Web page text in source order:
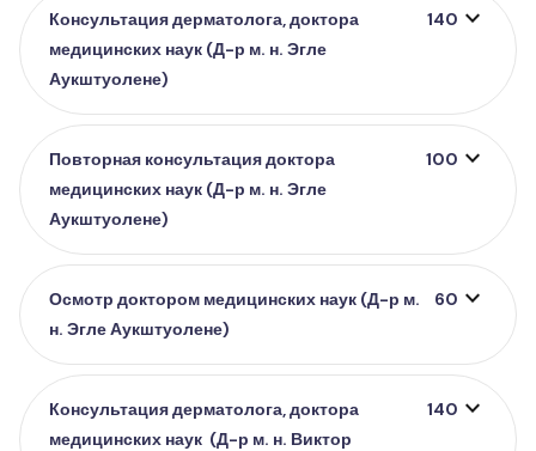
Консультация дерматолога, доктора
медицинских наук (Д-р м. н. Эгле
Аукштуолене)
140 expand_more
Повторная консультация доктора
медицинских наук (Д-р м. н. Эгле
Аукштуолене)
100 expand_more
Осмотр доктором медицинских наук (Д-р м.
н. Эгле Аукштуолене)
60 expand_more
Консультация дерматолога, доктора
медицинских наук (Д-р м. н. Виктор
140 expand_more